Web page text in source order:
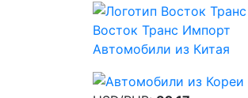
Восток Транс Импорт
Автомобили из Китая